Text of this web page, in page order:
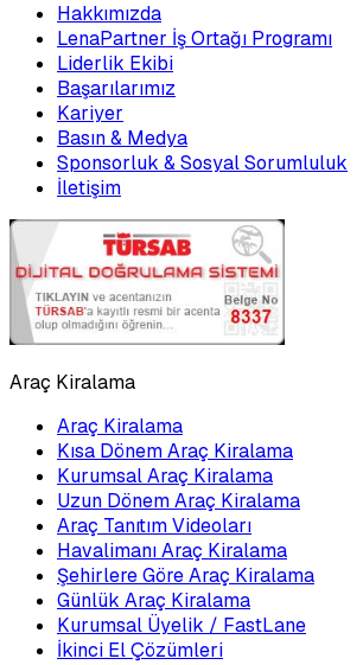
Hakkımızda
LenaPartner İş Ortağı Programı
Liderlik Ekibi
Başarılarımız
Kariyer
Basın & Medya
Sponsorluk & Sosyal Sorumluluk
İletişim
Araç Kiralama
Araç Kiralama
Kısa Dönem Araç Kiralama
Kurumsal Araç Kiralama
Uzun Dönem Araç Kiralama
Araç Tanıtım Videoları
Havalimanı Araç Kiralama
Şehirlere Göre Araç Kiralama
Günlük Araç Kiralama
Kurumsal Üyelik / FastLane
İkinci El Çözümleri